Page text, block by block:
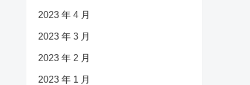
2023 年 4 月
2023 年 3 月
2023 年 2 月
2023 年 1 月